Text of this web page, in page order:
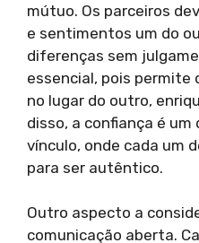
mútuo. Os parceiros
e sentimentos um do
diferenças sem
essencial, pois permite
no lugar do outro,
disso, a confiança é um
vínculo, onde cada um
para ser autêntico.
Outro aspecto a
comunicação aberta.